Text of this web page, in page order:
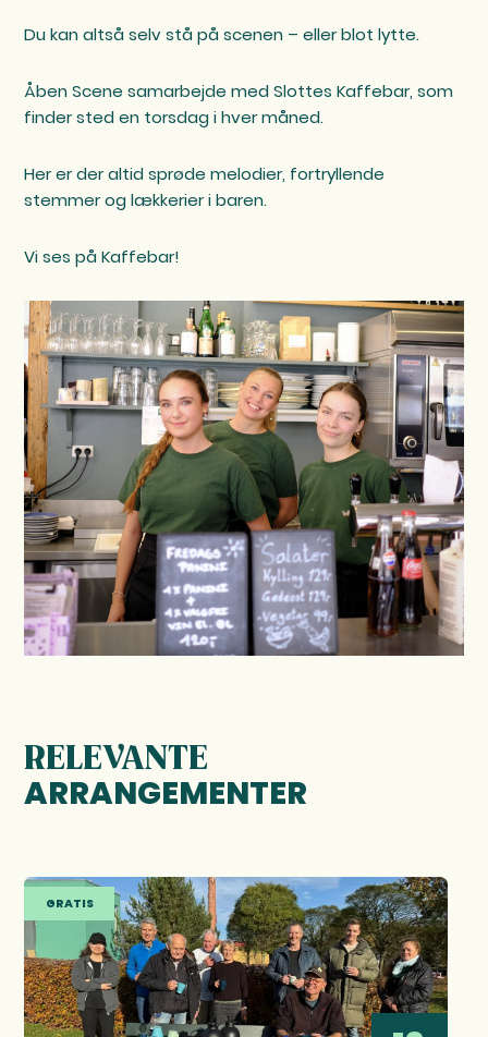
Du kan altså selv stå på scenen – eller blot lytte.
Åben Scene samarbejde med Slottes Kaffebar, som
finder sted en torsdag i hver måned.
Her er der altid sprøde melodier, fortryllende
stemmer og lækkerier i baren.
Vi ses på Kaffebar!
RELEVANTE
ARRANGEMENTER
GRATIS